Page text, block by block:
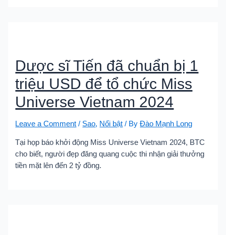
Dược sĩ Tiến đã chuẩn bị 1
triệu USD để tổ chức Miss
Universe Vietnam 2024
Leave a Comment / Sao, Nổi bật / ByĐào Mạnh Long
Tại họp báo khởi động Miss Universe Vietnam 2024, BTC
cho biết, người đẹp đăng quang cuộc thi nhận giải thưởng
tiền mặt lên đến 2 tỷ đồng.